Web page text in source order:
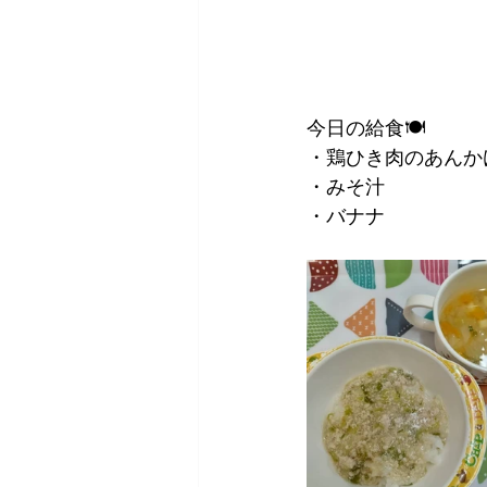
今日の給食🍽
・鶏ひき肉のあん
・みそ汁
・バナナ